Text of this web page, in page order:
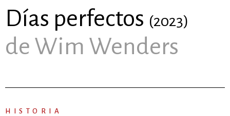
Días perfectos (2023)
de Wim Wenders
HISTORIA